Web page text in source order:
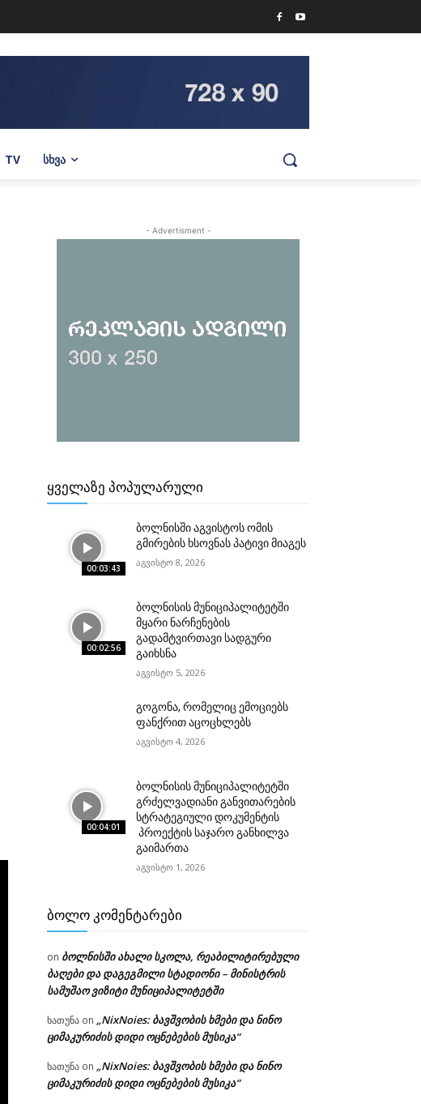
TV ᲡᲮᲕᲐ
- Advertisment -
ᲧᲕᲔᲚᲐᲖᲔ ᲞᲝᲞᲣᲚᲐᲠᲣᲚᲘ
00:03:43
ბოლნისში აგვისტოს ომის
გმირების ხსოვნას პატივი მიაგეს
აგვისტო 8, 2026
00:02:56
ბოლნისის მუნიციპალიტეტში
მყარი ნარჩენების
გადამტვირთავი სადგური
გაიხსნა
აგვისტო 5, 2026
გოგონა, რომელიც ემოციებს
ფანქრით აცოცხლებს
აგვისტო 4, 2026
00:04:01
ბოლნისის მუნიციპალიტეტში
გრძელვადიანი განვითარების
სტრატეგიული დოკუმენტის
პროექტის საჯარო განხილვა
გაიმართა
აგვისტო 1, 2026
ᲑᲝᲚᲝ ᲙᲝᲛᲔᲜᲢᲐᲠᲔᲑᲘ
on ბოლნისში ახალი სკოლა, რეაბილიტირებული
ბაღები და დაგეგმილი სტადიონი – მინისტრის
სამუშაო ვიზიტი მუნიციპალიტეტში
ხათუნა on „NixNoies: ბავშვობის ხმები და ნინო
ციმაკურიძის დიდი ოცნებების მუსიკა“
ხათუნა on „NixNoies: ბავშვობის ხმები და ნინო
ციმაკურიძის დიდი ოცნებების მუსიკა“